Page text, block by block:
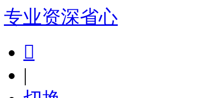
专业资深省心

|